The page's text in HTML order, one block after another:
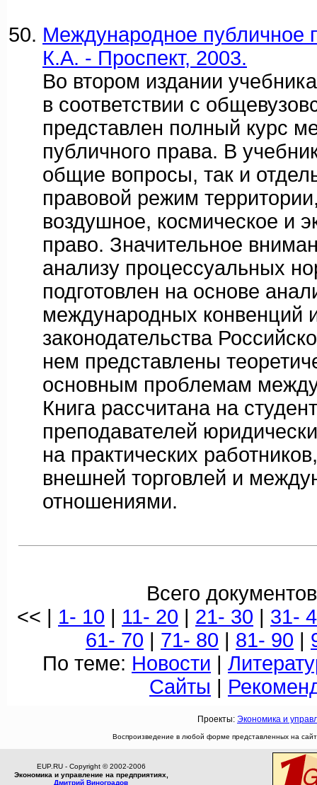
Международное публичное
К.А. - Проспект, 2003.
Во втором издании
в соответствии с
представлен полный курс
публичного права. В
общие вопросы, так и
правовой режим
воздушное, космическое и
право. Значительное
анализу процессуальных
подготовлен на основе
международных конвенций
законодательства
нем представлены
основным проблемам
Книга рассчитана на
преподавателей
на практических
внешней торговлей и
отношениями.
Всего
<< | 1- 10 | 11- 20 | 21- 30 | 31-
61- 70 | 71- 80 | 81- 90 |
По теме: Новости |
Сайты |
Проекты: Экономика и
Воспроизведение в любой форме представленных на
EUP.RU - Copyright © 2002-2006
Экономика и управление на предприятиях,
Дмитрий Виноградов